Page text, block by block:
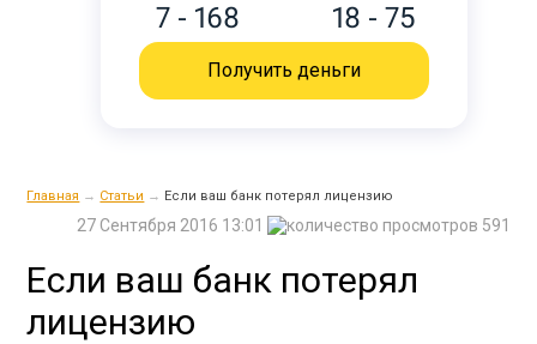
7 - 168 18 - 75
Получить деньги
Главная → Статьи → Если ваш банк потерял лицензию
591
27 Сентября 2016 13:01
Если ваш банк потерял
лицензию